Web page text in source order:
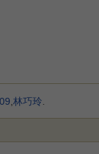
林巧玲